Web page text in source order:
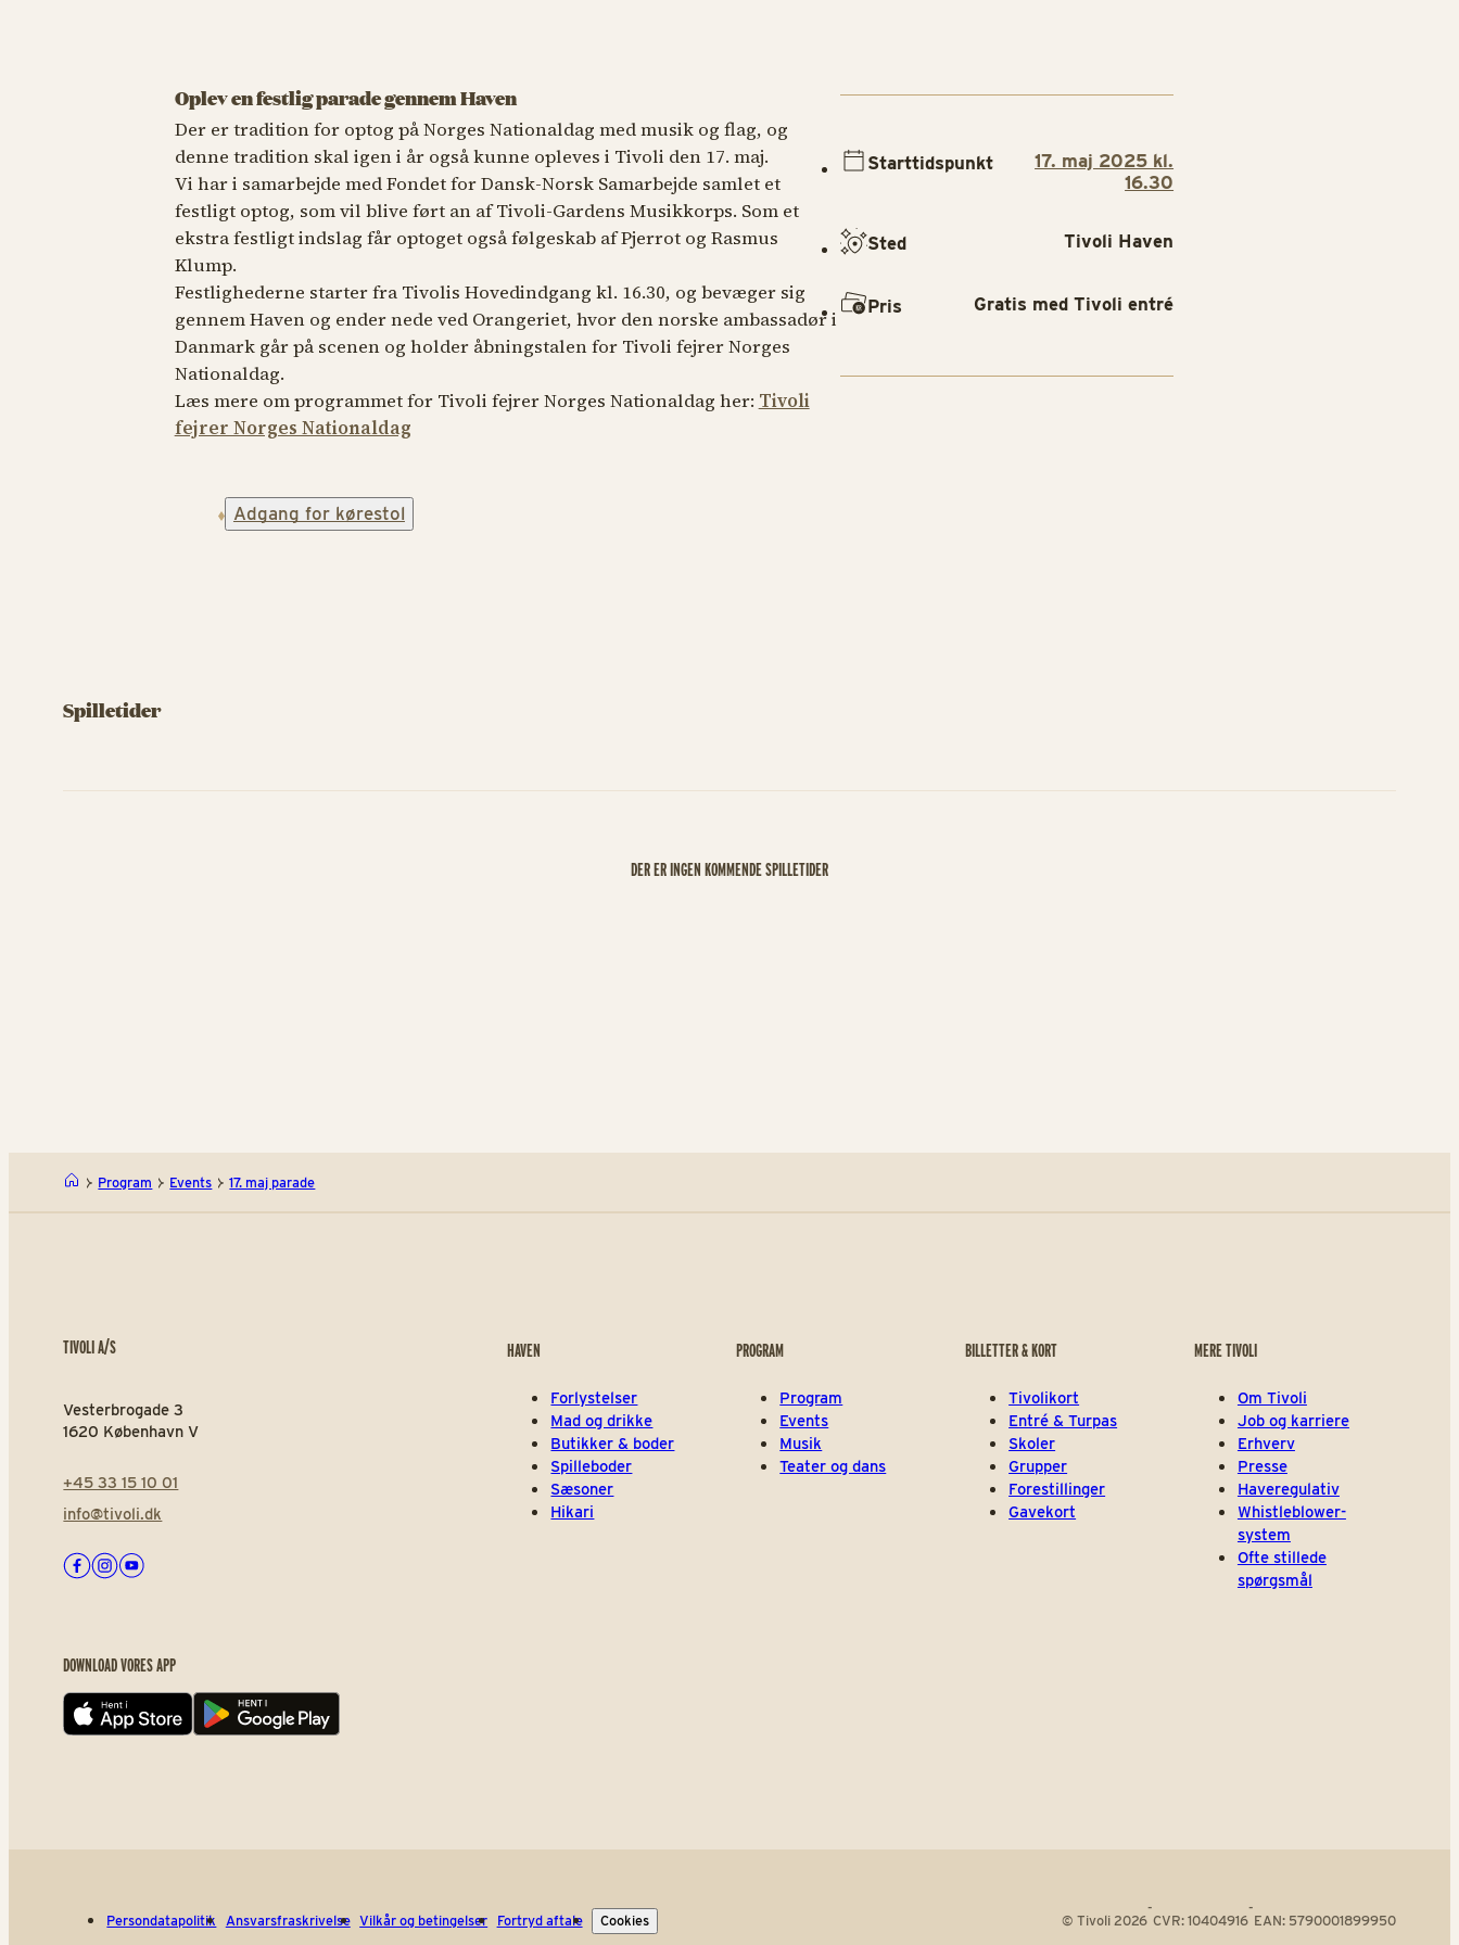
Oplev en festlig parade gennem Haven
Der er tradition for optog på Norges Nationaldag med musik og flag, og
denne tradition skal igen i år også kunne opleves i Tivoli den 17. maj.
Vi har i samarbejde medFondet for Dansk-Norsk Samarbejde samlet et
festligt optog, som vil blive ført an af Tivoli-Gardens Musikkorps. Som et
ekstra festligt indslag får optoget også følgeskab af Pjerrot og Rasmus
Klump.
Festlighederne starter fra Tivolis Hovedindgang kl. 16.30, og bevæger sig
gennem Haven og ender nede ved Orangeriet, hvor den norske ambassadør i
Danmark går på scenen og holder åbningstalen for Tivoli fejrer Norges
Nationaldag.
Læs mere om programmet for Tivoli fejrer Norges Nationaldag her: Tivoli
fejrer Norges Nationaldag
Adgang for kørestol
Starttidspunkt
17. maj 2025 kl.
16.30
Sted Tivoli Haven
Pris Gratis med Tivoli entré
Spilletider
DER ER INGEN KOMMENDE SPILLETIDER
Program Events 17. maj parade
TIVOLI A/S
Vesterbrogade 3
1620 København V
+45 33 15 10 01
info@tivoli.dk
Facebook
Instagram
Youtube
DOWNLOAD VORES APP
App store Play store
HAVEN
Forlystelser
Mad og drikke
Butikker & boder
Spilleboder
Sæsoner
Hikari
PROGRAM
Program
Events
Musik
Teater og dans
BILLETTER & KORT
Tivolikort
Entré & Turpas
Skoler
Grupper
Forestillinger
Gavekort
MERE TIVOLI
Om Tivoli
Job og karriere
Erhverv
Presse
Haveregulativ
Whistleblower-
system
Ofte stillede
spørgsmål
Persondatapolitik Ansvarsfraskrivelse Vilkår og betingelser Fortryd aftale Cookies © Tivoli 2026
-
CVR: 10404916
-
EAN: 5790001899950